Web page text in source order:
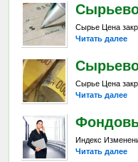
Сырье Цена
Читать далее
Сырье Цена
Читать далее
Индекс
Читать далее